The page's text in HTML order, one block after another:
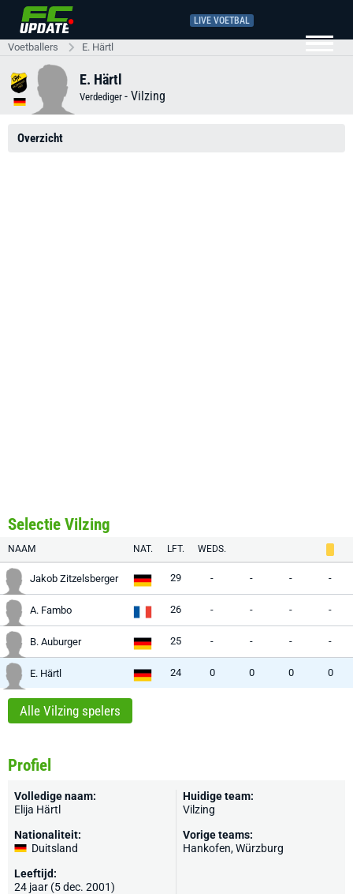
LIVE VOETBAL
Voetballers E. Härtl
E. Härtl
Verdediger - Vilzing
Overzicht
Selectie Vilzing
NAAM NAT. LFT. WEDS.
Jakob Zitzelsberger 29 - - - -
A. Fambo 26 - - - -
B. Auburger 25 - - - -
E. Härtl 24 0 0 0 0
Alle Vilzing spelers
Profiel
Volledige naam:
Elija Härtl
Nationaliteit:
Duitsland
Leeftijd:
24 jaar (5 dec. 2001)
Huidige team:
Vilzing
Vorige teams:
Hankofen,Würzburg